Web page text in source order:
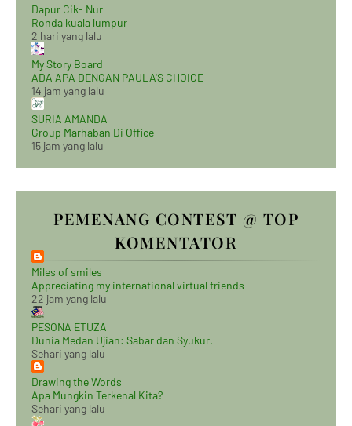
Dapur Cik- Nur
Ronda kuala lumpur
2 hari yang lalu
My Story Board
ADA APA DENGAN PAULA'S CHOICE
14 jam yang lalu
SURIA AMANDA
Group Marhaban Di Office
15 jam yang lalu
PEMENANG CONTEST @ TOP
KOMENTATOR
Miles of smiles
Appreciating my international virtual friends
22 jam yang lalu
PESONA ETUZA
Dunia Medan Ujian: Sabar dan Syukur.
Sehari yang lalu
Drawing the Words
Apa Mungkin Terkenal Kita?
Sehari yang lalu